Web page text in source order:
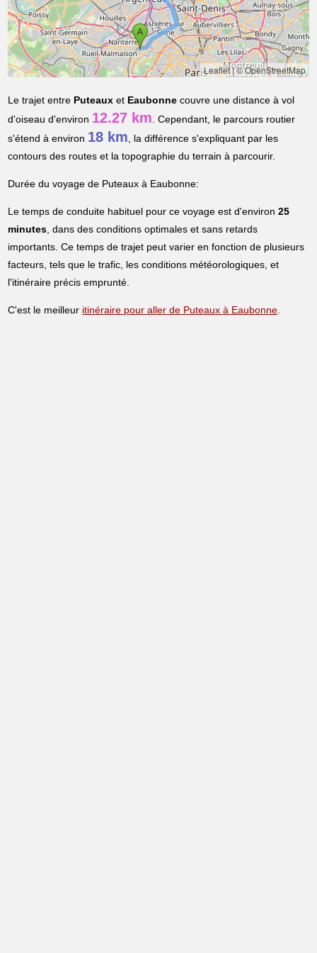
Leaflet|© OpenStreetMap
Le trajet entre Puteaux et Eaubonne couvre une distance à vol
d'oiseau d'environ 12.27 km. Cependant, le parcours routier
s'étend à environ 18 km, la différence s'expliquant par les
contours des routes et la topographie du terrain à parcourir.
Durée du voyage de Puteaux à Eaubonne:
Le temps de conduite habituel pour ce voyage est d'environ25
minutes, dans des conditions optimales et sans retards
importants. Ce temps de trajet peut varier en fonction de plusieurs
facteurs, tels que le trafic, les conditions météorologiques, et
l'itinéraire précis emprunté.
C'est le meilleur itinéraire pour aller de Puteaux à Eaubonne.